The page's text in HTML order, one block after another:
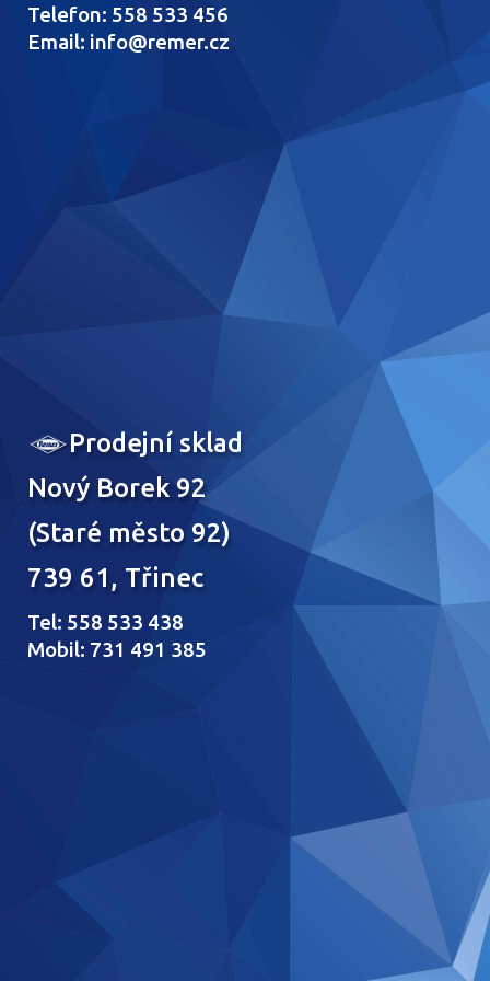
Telefon: 558 533 456
Email: info@remer.cz
Prodejní sklad
Nový Borek 92
(Staré město 92)
739 61, Třinec
Tel: 558 533 438
Mobil: 731 491 385